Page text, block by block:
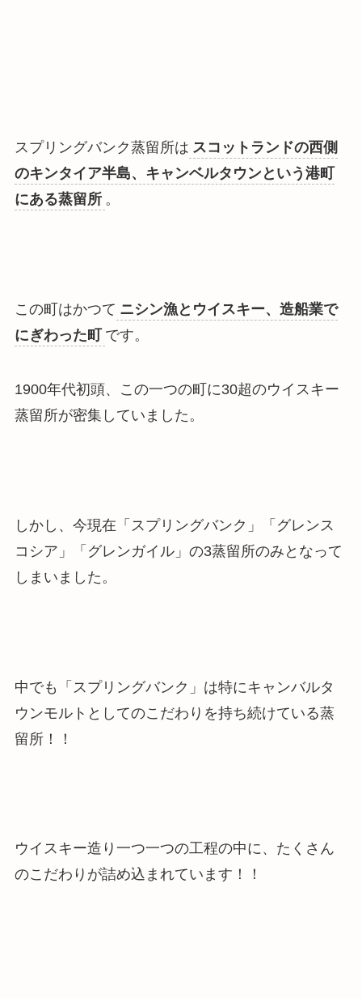
スプリングバンク蒸留所は スコットランドの西側
のキンタイア半島、キャンベルタウンという港町
にある蒸留所 。
この町はかつて ニシン漁とウイスキー、造船業で
にぎわった町 です。
1900年代初頭、この一つの町に30超のウイスキー
蒸留所が密集していました。
しかし、今現在「スプリングバンク」「グレンス
コシア」「グレンガイル」の3蒸留所のみとなって
しまいました。
中でも「スプリングバンク」は特にキャンバルタ
ウンモルトとしてのこだわりを持ち続けている蒸
留所！！
ウイスキー造り一つ一つの工程の中に、たくさん
のこだわりが詰め込まれています！！